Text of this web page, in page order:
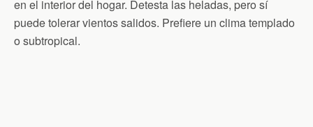
en el interior del hogar. Detesta las heladas, pero sí
puede tolerar vientos salidos. Prefiere un clima templado
o subtropical.